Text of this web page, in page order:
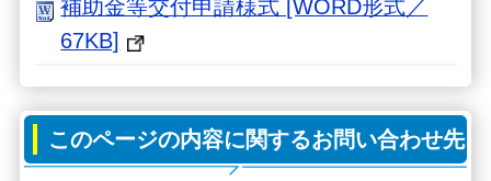
補助金等交付申請様式 [WORD形式／
67KB]
このページの内容に関するお問い合わせ先